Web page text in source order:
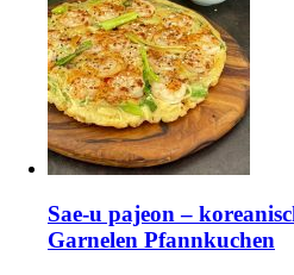
Sae-u pajeon –
Garnelen Pfannkuchen